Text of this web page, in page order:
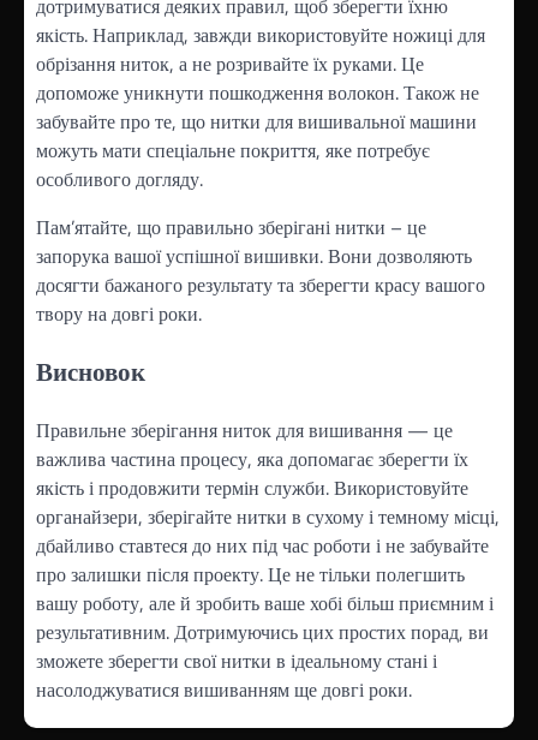
дотримуватися деяких правил, щоб зберегти їхню
якість. Наприклад, завжди використовуйте ножиці для
обрізання ниток, а не розривайте їх руками. Це
допоможе уникнути пошкодження волокон. Також не
забувайте про те, що нитки для вишивальної машини
можуть мати спеціальне покриття, яке потребує
особливого догляду.
Пам’ятайте, що правильно зберігані нитки – це
запорука вашої успішної вишивки. Вони дозволяють
досягти бажаного результату та зберегти красу вашого
твору на довгі роки.
Висновок
Правильне зберігання ниток для вишивання — це
важлива частина процесу, яка допомагає зберегти їх
якість і продовжити термін служби. Використовуйте
органайзери, зберігайте нитки в сухому і темному місці,
дбайливо ставтеся до них під час роботи і не забувайте
про залишки після проекту. Це не тільки полегшить
вашу роботу, але й зробить ваше хобі більш приємним і
результативним. Дотримуючись цих простих порад, ви
зможете зберегти свої нитки в ідеальному стані і
насолоджуватися вишиванням ще довгі роки.